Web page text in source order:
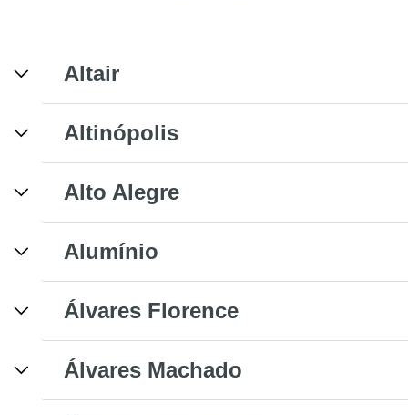
Altair
Altinópolis
Alto Alegre
Alumínio
Álvares Florence
Álvares Machado